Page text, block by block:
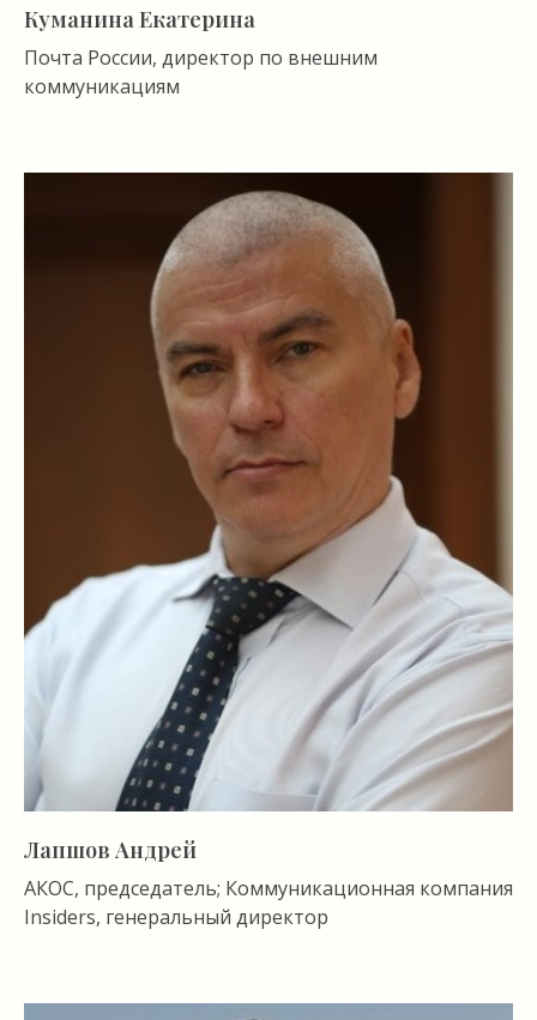
Куманина Екатерина
Почта России, директор по внешним
коммуникациям
Лапшов Андрей
АКОС, председатель; Коммуникационная компания
Insiders, генеральный директор